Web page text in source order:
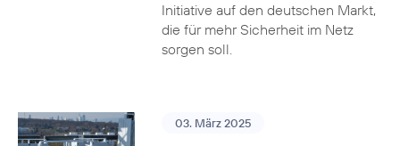
Initiative auf den deutschen Markt,
die für mehr Sicherheit im Netz
sorgen soll.
03. März 2025